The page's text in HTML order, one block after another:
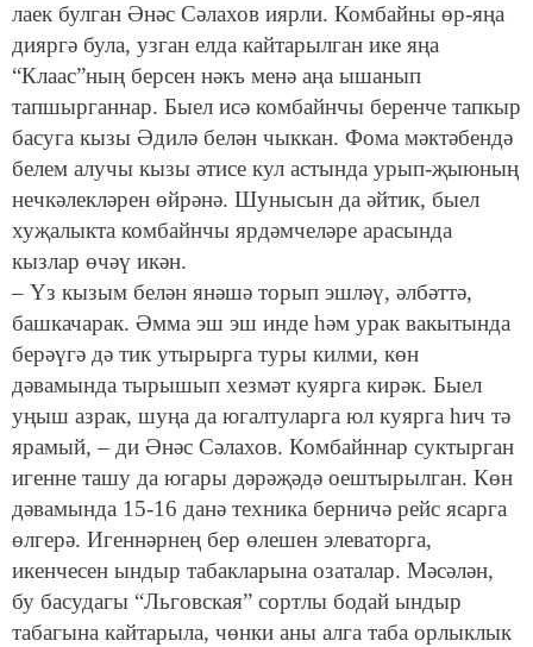
лаек булган Әнәс Сәлахов иярли. Комбайны өр-яңа
дияргә була, узган елда кайтарылган ике яңа
“Клаас”ның берсен нәкъ менә аңа ышанып
тапшырганнар. Быел исә комбайнчы беренче тапкыр
басуга кызы Әдилә белән чыккан. Фома мәктәбендә
белем алучы кызы әтисе кул астында урып-җыюның
нечкәлекләрен өйрәнә. Шунысын да әйтик, быел
хуҗалыкта комбайнчы ярдәмчеләре арасында
кызлар өчәү икән.
– Үз кызым белән янәшә торып эшләү, әлбәттә,
башкачарак. Әмма эш эш инде һәм урак вакытында
берәүгә дә тик утырырга туры килми, көн
дәвамында тырышып хезмәт куярга кирәк. Быел
уңыш азрак, шуңа да югалтуларга юл куярга һич тә
ярамый, – ди Әнәс Сәлахов. Комбайннар суктырган
игенне ташу да югары дәрәҗәдә оештырылган. Көн
дәвамында 15-16 данә техника берничә рейс ясарга
өлгерә. Игеннәрнең бер өлешен элеваторга,
икенчесен ындыр табакларына озаталар. Мәсәлән,
бу басудагы “Льговская” сортлы бодай ындыр
табагына кайтарыла, чөнки аны алга таба орлыклык